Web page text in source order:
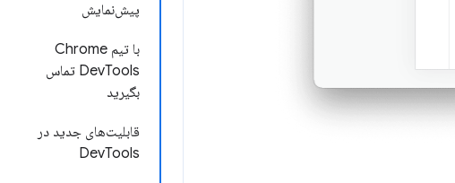
پیش‌نمایش
با تیم Chrome
DevTools تماس
بگیرید
قابلیت‌های جدید در
DevTools